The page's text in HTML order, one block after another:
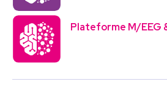
Plateforme M/EEG